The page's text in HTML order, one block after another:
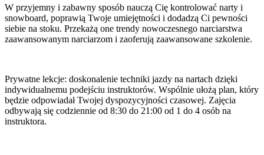
W przyjemny i zabawny sposób nauczą Cię kontrolować narty i
snowboard, poprawią Twoje umiejętności i dodadzą Ci pewności
siebie na stoku. Przekażą one trendy nowoczesnego narciarstwa
zaawansowanym narciarzom i zaoferują zaawansowane szkolenie.
Prywatne lekcje: doskonalenie techniki jazdy na nartach dzięki
indywidualnemu podejściu instruktorów. Wspólnie ułożą plan, który
będzie odpowiadał Twojej dyspozycyjności czasowej. Zajęcia
odbywają się codziennie od 8:30 do 21:00 od 1 do 4 osób na
instruktora.